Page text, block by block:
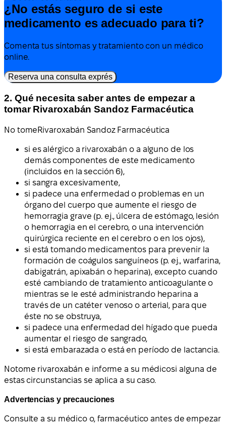
¿No estás seguro de si este
medicamento es adecuado para ti?
Comenta tus síntomas y tratamiento con un médico
online.
Reserva una consulta exprés
2. Qué necesita saber antes de empezar a
tomar Rivaroxabán Sandoz Farmacéutica
No tomeRivaroxabán Sandoz Farmacéutica
si es alérgico a rivaroxabán o a alguno de los
demás componentes de este medicamento
(incluidos en la sección 6),
si sangra excesivamente,
si padece una enfermedad o problemas en un
órgano del cuerpo que aumente el riesgo de
hemorragia grave (p. ej., úlcera de estómago, lesión
o hemorragia en el cerebro, o una intervención
quirúrgica reciente en el cerebro o en los ojos),
si está tomando medicamentos para prevenir la
formación de coágulos sanguíneos (p. ej., warfarina,
dabigatrán, apixabán o heparina), excepto cuando
esté cambiando de tratamiento anticoagulante o
mientras se le esté administrando heparina a
través de un catéter venoso o arterial, para que
éste no se obstruya,
si padece una enfermedad del hígado que pueda
aumentar el riesgo de sangrado,
si está embarazada o está en período de lactancia.
Notome rivaroxabán e informe a su médicosi alguna de
estas circunstancias se aplica a su caso.
Advertencias y precauciones
Consulte a su médico o, farmacéutico antes de empezar